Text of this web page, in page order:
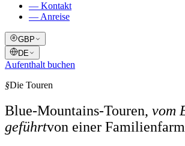
— Kontakt
— Anreise
GBP
DE
Aufenthalt buchen
§Die Touren
Blue-Mountains-Touren, vom
geführtvon einer